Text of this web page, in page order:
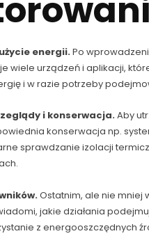
energii.Po
wiele urządzeń i aplikacji,
i w razie potrzeby
i konserwacja.Aby
konserwacja np.
sprawdzanie izolacji
Ostatnim, ale nie mniej
jakie działania
z energooszczędnych